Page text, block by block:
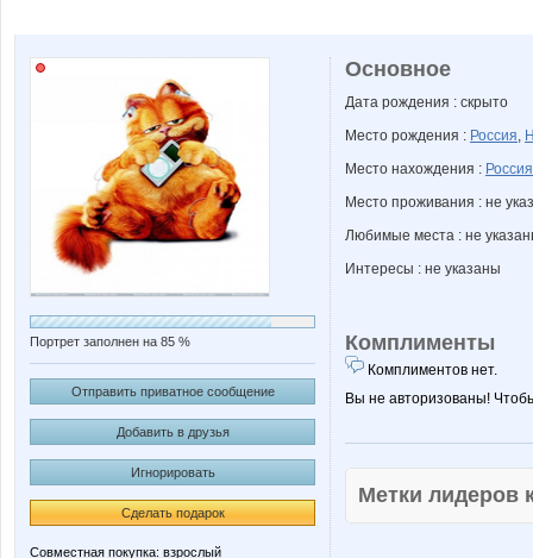
Портрет заполнен на 85 %
Отправить приватное сообщение
Добавить в друзья
Игнорировать
Сделать подарок
Совместная покупка: взрослый
Основное
Дата рождения : скрыто
Место рождения : Россия,
Место нахождения : Россия
Место проживания : не
Любимые места : не
Интересы : не указаны
Комплименты
Комплиментов нет.
Вы не авторизованы!
Метки